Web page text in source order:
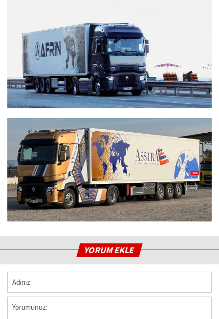
YORUM EKLE